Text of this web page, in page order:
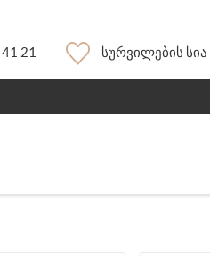
21 Სურვილების Სია